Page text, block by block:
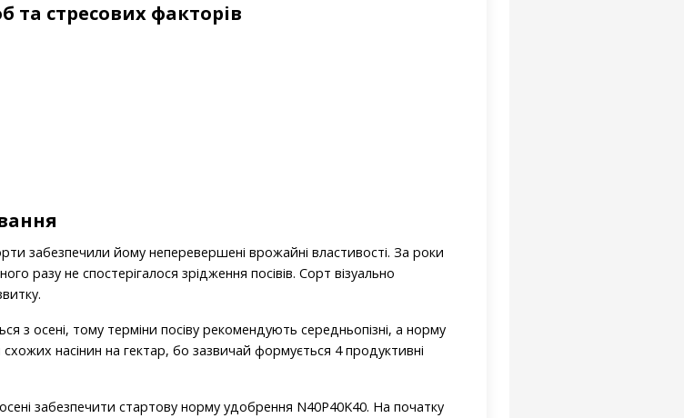
та стресових факторів
забезпечили йому неперевершені врожайні властивості. За роки
разу не спостерігалося зрідження посівів. Сорт візуально
з осені, тому терміни посіву рекомендують середньопізні, а норму
насінин на гектар, бо зазвичай формується 4 продуктивні
забезпечити стартову норму удобрення N40P40K40. На початку